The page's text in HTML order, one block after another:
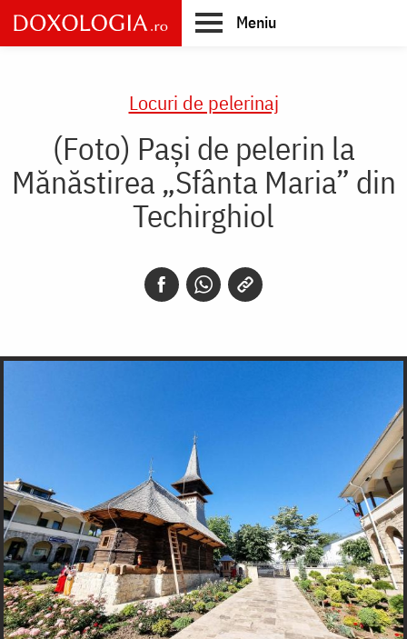
Skip
to
main
Meniu
Locuri de pelerinaj
(Foto) Pași de pelerin la
Mănăstirea „Sfânta Maria” din
Techirghiol